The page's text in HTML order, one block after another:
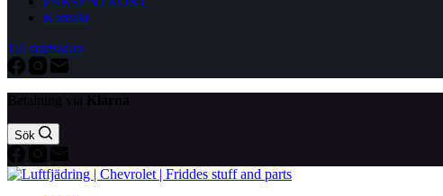
Kontakt
Till startsidan
Sök